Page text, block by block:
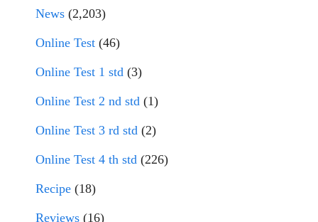
News (2,203)
Online Test (46)
Online Test 1 std (3)
Online Test 2 nd std (1)
Online Test 3 rd std (2)
Online Test 4 th std (226)
Recipe (18)
Reviews (16)